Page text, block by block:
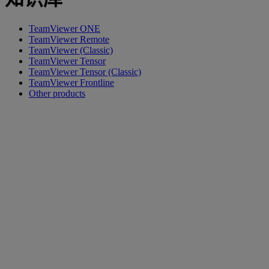
TeamViewer ONE
TeamViewer Remote
TeamViewer (Classic)
TeamViewer Tensor
TeamViewer Tensor (Classic)
TeamViewer Frontline
Other products